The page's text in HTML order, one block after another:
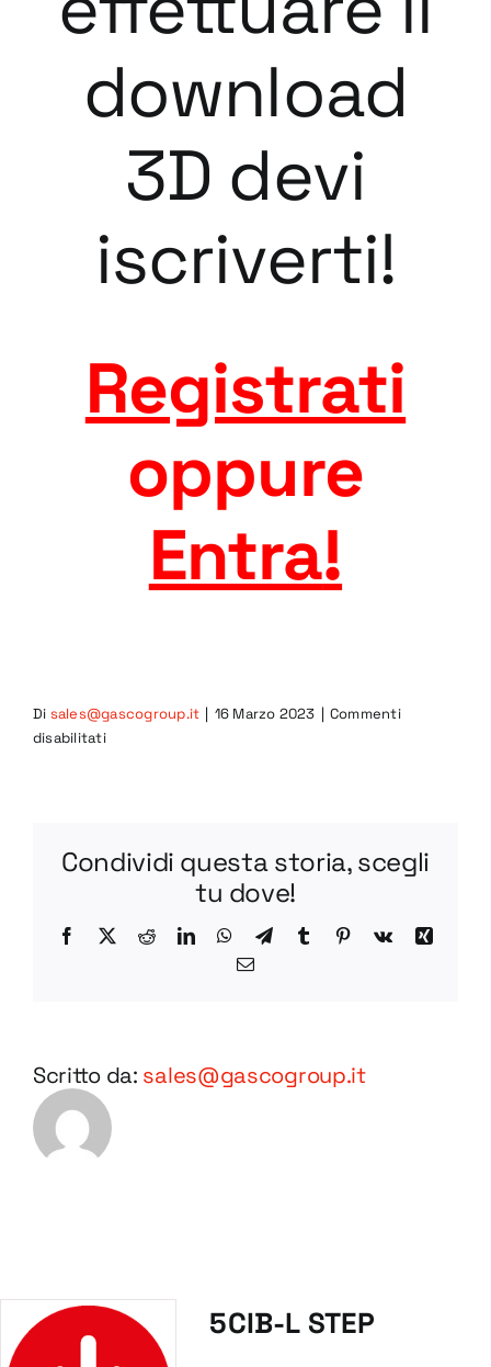
download
3D devi
iscriverti!
Registrati
oppure
Entra!
Di sales@gascogroup.it | 16 Marzo 2023 | Commenti
disabilitatisu
Condividi questa storia, scegli
tu dove!
Facebook
X RedditLinkedInWhatsApp
TelegramTumblr Pinterest
Vk
Xing
Email
Scritto da: sales@gascogroup.it
5CIB-L STEP